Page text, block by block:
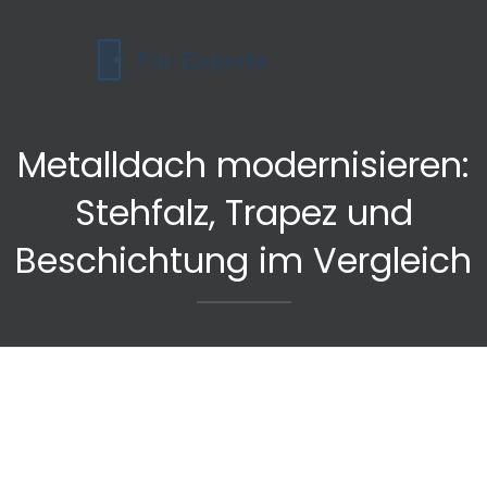
Metalldach modernisieren:
Stehfalz, Trapez und
Beschichtung im Vergleich